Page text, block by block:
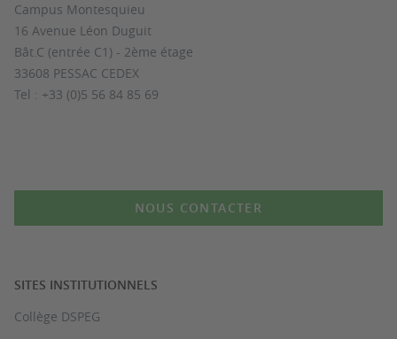
Campus Montesquieu
16 Avenue Léon Duguit
Bât.C (entrée C1) - 2ème étage
33608 PESSAC CEDEX
Tel : +33 (0)5 56 84 85 69
NOUS CONTACTER
SITES INSTITUTIONNELS
Collège DSPEG